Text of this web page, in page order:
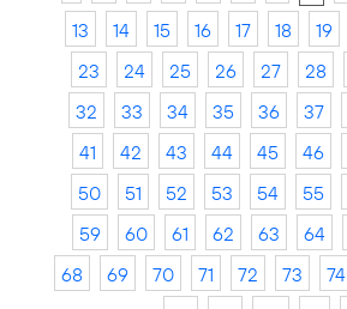
13
14 15 16 17 18 19
23
24 25 26 27 28
32
33 34 35 36 37
41
42 43 44 45 46
50
51 52 53 54 55
59
60 61 62 63 64
68
69 70 71 72 73 74